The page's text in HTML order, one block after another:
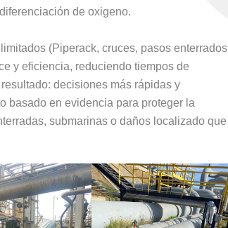
de oxigeno.
(Piperack, cruces, pasos enterrados
y eficiencia, reduciendo tiempos de
decisiones más rápidas y
basado en evidencia para proteger la
submarinas o daños localizado que